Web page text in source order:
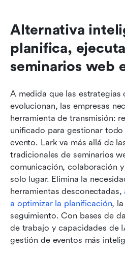
Alternativa
planifica,
seminarios web
A medida que las estrategias
evolucionan, las empresas
herramienta de transmisión:
unificado para gestionar
evento. Lark va más allá de
tradicionales de seminarios
comunicación, colaboración
solo lugar. Elimina la
herramientas desconectadas,
a optimizar la planificación,
seguimiento. Con bases de
de trabajo y capacidades de
gestión de eventos más